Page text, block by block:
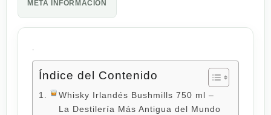
META INFORMACIÓN
Índice del Contenido
Whisky Irlandés Bushmills 750 ml –
La Destilería Más Antigua del Mundo